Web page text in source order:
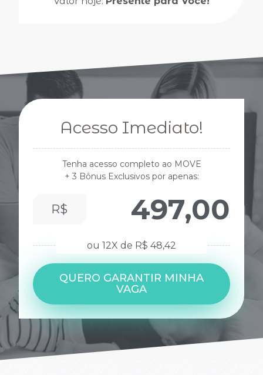
Acesso Imediato!
Tenha acesso completo ao MOVE
+ 3 Bônus Exclusivos por apenas:
R$ 497,00
ou 12X de R$ 48,42
QUERO GARANTIR MINHA
VAGA